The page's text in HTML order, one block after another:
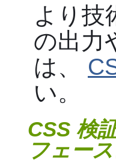
より技
の出力
は、
い。
CSS 検
フェー